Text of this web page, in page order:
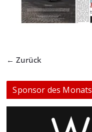
← Zurück
Sponsor des Monats